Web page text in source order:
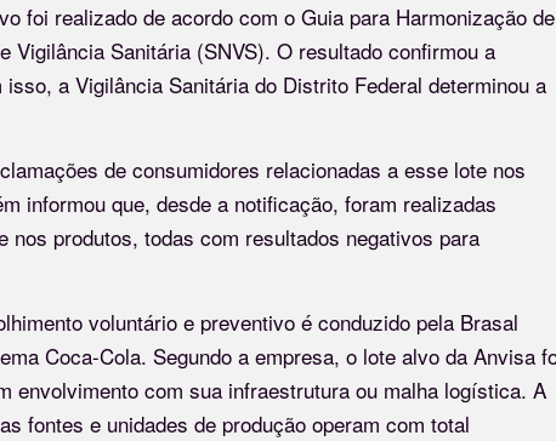
foi realizado de acordo com o Guia para Harmonização de
Vigilância Sanitária (SNVS). O resultado confirmou a
a Vigilância Sanitária do Distrito Federal determinou a
de consumidores relacionadas a esse lote nos
informou que, desde a notificação, foram realizadas
produtos, todas com resultados negativos para
voluntário e preventivo é conduzido pela Brasal
Coca-Cola. Segundo a empresa, o lote alvo da Anvisa
envolvimento com sua infraestrutura ou malha logística. A
fontes e unidades de produção operam com total